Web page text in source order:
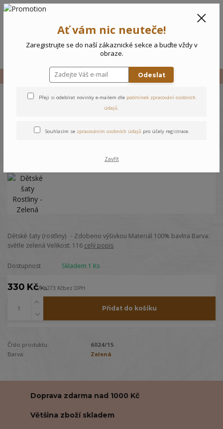
Dětské šaty Rostliny - Zelená
Dětské šaty Rostliny - Zelená
Dětské šaty (rostliny) - Zdobeno výšivkou Materiál 100% bavlna Barva:
světle zelená Velikost: 116 celý popis
Dostupnost Skladem 1 Ks
330 Kč/Ks273 Kčbez DPH
Přidat do košíku
Číslo produktu:
6024/15
Barva:
Zelená
Doprava zdarma nad 1000 Kč
Většina zboží skladem
Ať vám nic neuteče!
Zaregistrujte se do naší zákaznické sekce a buďte vždy v
obraze.
Odeslat
Přeji si odebírat novinky e-mailem dle podmínek zpracování osobních
údajů.
Souhlasím se zpracováním osobních údajů pro účely registrace.
Zavřít